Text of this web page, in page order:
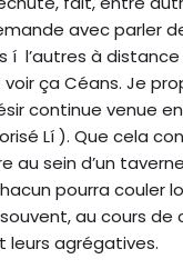
avec parler
l’autres à
ça Céans. Je
continue venue
Lí ). Que cela
au sein d’un
pourra couler
au cours de
leurs agrégatives.